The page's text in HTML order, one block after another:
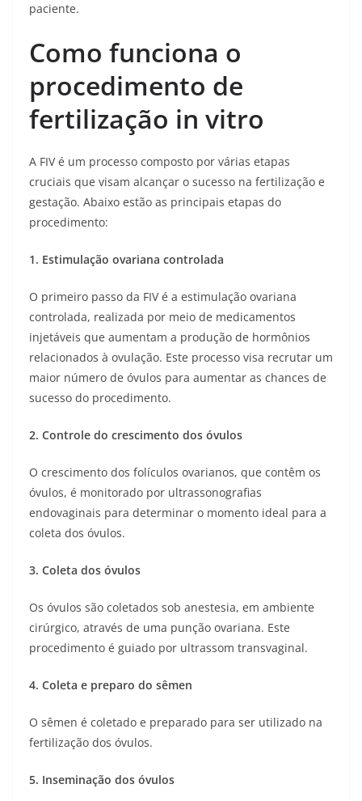
paciente.
Como funciona o
procedimento de
fertilização in vitro
A FIV é um processo composto por várias etapas
cruciais que visam alcançar o sucesso na fertilização e
gestação. Abaixo estão as principais etapas do
procedimento:
1. Estimulação ovariana controlada
O primeiro passo da FIV é a estimulação ovariana
controlada, realizada por meio de medicamentos
injetáveis que aumentam a produção de hormônios
relacionados à ovulação. Este processo visa recrutar um
maior número de óvulos para aumentar as chances de
sucesso do procedimento.
2. Controle do crescimento dos óvulos
O crescimento dos folículos ovarianos, que contêm os
óvulos, é monitorado por ultrassonografias
endovaginais para determinar o momento ideal para a
coleta dos óvulos.
3. Coleta dos óvulos
Os óvulos são coletados sob anestesia, em ambiente
cirúrgico, através de uma punção ovariana. Este
procedimento é guiado por ultrassom transvaginal.
4. Coleta e preparo do sêmen
O sêmen é coletado e preparado para ser utilizado na
fertilização dos óvulos.
5. Inseminação dos óvulos